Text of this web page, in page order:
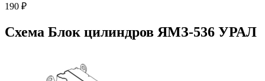
190 ₽
Схема Блок цилиндров ЯМЗ-536 УРАЛ